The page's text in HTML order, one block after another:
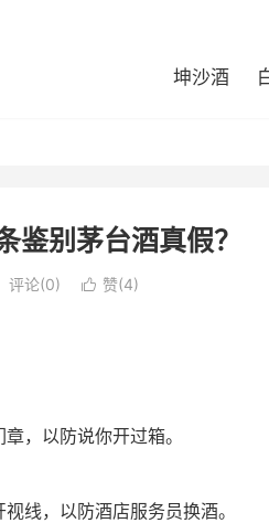
坤沙酒
鉴别茅台酒真假？
评论(0)  赞(4)
，以防说你开过箱。
线，以防酒店服务员换酒。